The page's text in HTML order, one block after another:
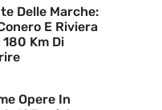
Delle Marche:
E Riviera
Km Di
Opere In